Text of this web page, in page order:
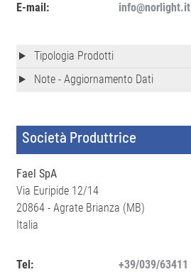
E-mail:
info@norlight.it
Tipologia Prodotti
Note - Aggiornamento Dati
Società Produttrice
Fael SpA
Via Euripide 12/14
20864 - Agrate Brianza (MB)
Italia
Tel:
+39/039/63411